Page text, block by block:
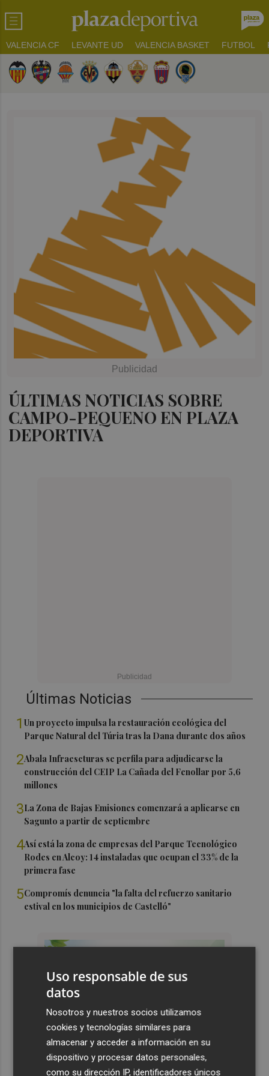
VALENCIA CF LEVANTE UD VALENCIA BASKET FUTBOL
ÚLTIMAS NOTICIAS SOBRE
CAMPO-PEQUENO EN PLAZA
DEPORTIVA
Últimas Noticias
1Un proyecto impulsa la restauración ecológica del
Parque Natural del Túria tras la Dana durante dos años
2Abala Infraescturas se perfila para adjudicarse la
construcción del CEIP La Cañada del Fenollar por 5,6
millones
3La Zona de Bajas Emisiones comenzará a aplicarse en
Sagunto a partir de septiembre
4Así está la zona de empresas del Parque Tecnológico
Rodes en Alcoy: 14 instaladas que ocupan el 33% de la
primera fase
5Compromís denuncia "la falta del refuerzo sanitario
estival en los municipios de Castelló"
Uso responsable de sus
datos
Nosotros y nuestros socios utilizamos
cookies y tecnologías similares para
almacenar y acceder a información en su
dispositivo y procesar datos personales,
como su dirección IP, identificadores únicos